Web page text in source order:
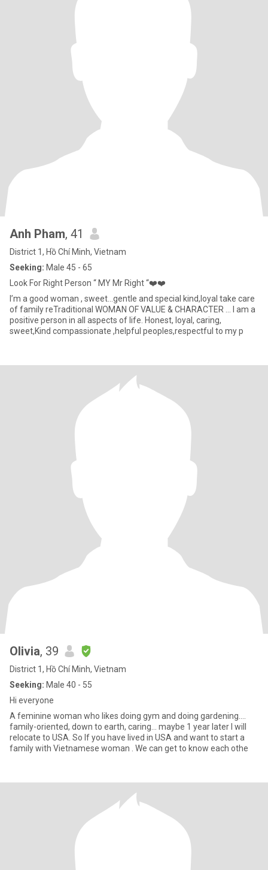
Anh Pham, 41
District 1, Hồ Chí Minh, Vietnam
Seeking: Male 45 - 65
Look For Right Person “ MY Mr Right “❤️❤️
I’m a good woman , sweet…gentle and special kind,loyal take care
of family reTraditional WOMAN OF VALUE & CHARACTER … I am a
positive person in all aspects of life. Honest, loyal, caring,
sweet,Kind compassionate ,helpful peoples,respectful to my p
Olivia, 39
District 1, Hồ Chí Minh, Vietnam
Seeking: Male 40 - 55
Hi everyone
A feminine woman who likes doing gym and doing gardening….
family-oriented, down to earth, caring… maybe 1 year later I will
relocate to USA. So If you have lived in USA and want to start a
family with Vietnamese woman . We can get to know each othe